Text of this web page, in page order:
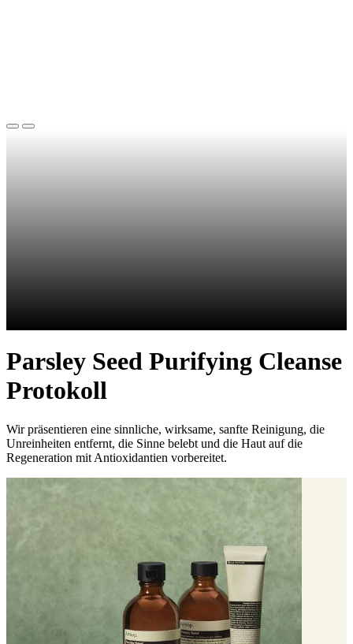
Parsley Seed Purifying Cleanse
Protokoll
Wir präsentieren eine sinnliche, wirksame, sanfte Reinigung, die
Unreinheiten entfernt, die Sinne belebt und die Haut auf die
Regeneration mit Antioxidantien vorbereitet.